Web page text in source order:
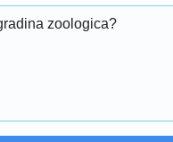
zoologica?